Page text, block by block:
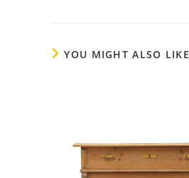
YOU MIGHT ALSO LIKE